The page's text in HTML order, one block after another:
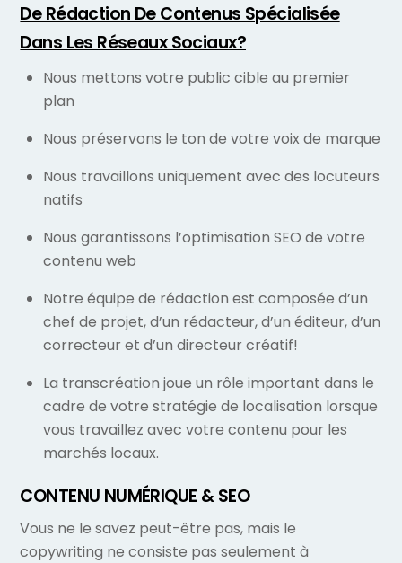
De Rédaction De Contenus Spécialisée
Dans Les Réseaux Sociaux?
Nous mettons votre public cible au premier
plan
Nous préservons le ton de votre voix de marque
Nous travaillons uniquement avec des locuteurs
natifs
Nous garantissons l’optimisation SEO de votre
contenu web
Notre équipe de rédaction est composée d’un
chef de projet, d’un rédacteur, d’un éditeur, d’un
correcteur et d’un directeur créatif!
La transcréation joue un rôle important dans le
cadre de votre stratégie de localisation lorsque
vous travaillez avec votre contenu pour les
marchés locaux.
CONTENU NUMÉRIQUE & SEO
Vous ne le savez peut-être pas, mais le
copywriting ne consiste pas seulement à